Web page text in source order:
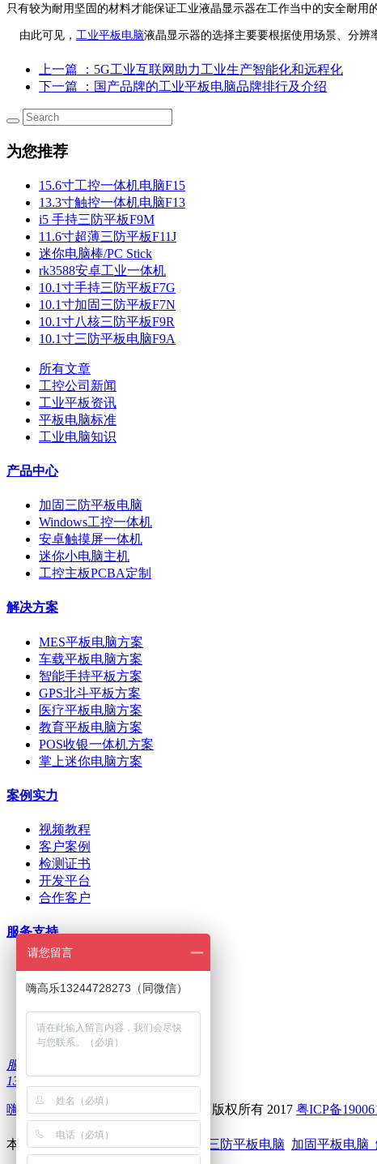
只有较为耐用坚固的材料才能保证工业液晶显示器在工作当中的安全耐
由此可见， 工业平板电脑液晶显示器的选择主要要根据使用场景、分辨
上一篇
：5G工业互联网助力工业生产智能化和远程化
下一篇
：国产品牌的工业平板电脑品牌排行及介绍
为您推荐
15.6寸工控一体机电脑F15
13.3寸触控一体机电脑F13
i5 手持三防平板F9M
11.6寸超薄三防平板F11J
迷你电脑棒/PC Stick
rk3588安卓工业一体机
10.1寸手持三防平板F7G
10.1寸加固三防平板F7N
10.1寸八核三防平板F9R
10.1寸三防平板电脑F9A
所有文章
工控公司新闻
工业平板资讯
平板电脑标准
工业电脑知识
产品中心
加固三防平板电脑
Windows工控一体机
安卓触摸屏一体机
迷你小电脑主机
工控主板PCBA定制
解决方案
MES平板电脑方案
车载平板电脑方案
智能手持平板方案
GPS北斗平板方案
医疗平板电脑方案
教育平板电脑方案
POS收银一体机方案
掌上迷你电脑方案
案例实力
视频教程
客户案例
检测证书
开发平台
合作客户
服务支持
在线下单
下载中心
服务热线：
13322986335
嗨高乐 --深圳前海高乐科技有限公司 版权所有 2017 粤ICP备
本站关键词：嗨高乐 高乐智能设备 三防平板电脑 加固平板电脑
请您留言
嗨高乐13244728273（同微信）